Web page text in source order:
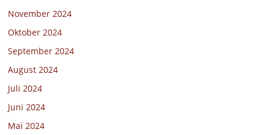
November 2024
Oktober 2024
September 2024
August 2024
Juli 2024
Juni 2024
Mai 2024